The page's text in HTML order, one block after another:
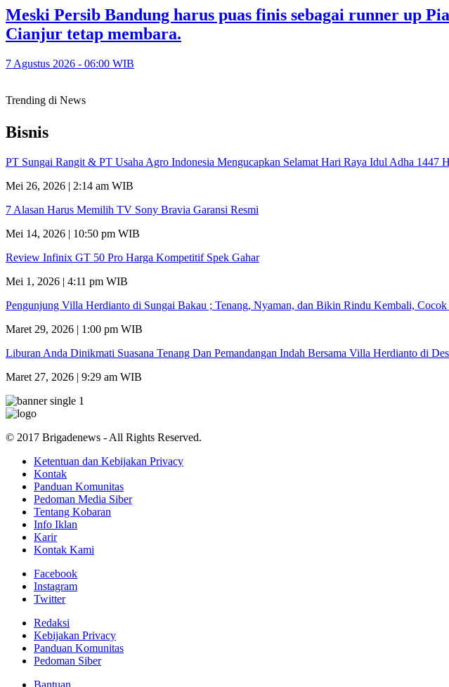
Meski Persib Bandung harus puas finis sebagai runner up
Cianjur tetap membara.
7 Agustus 2026 - 06:00 WIB
Trending di News
Bisnis
PT Sungai Rangit & PT Usaha Agro Indonesia Mengucapkan Selamat Hari Raya Idul Adha 1447
Mei 26, 2026 | 2:14 am WIB
7 Alasan Harus Memilih TV Sony Bravia Garansi Resmi
Mei 14, 2026 | 10:50 pm WIB
Review Infinix GT 50 Pro Harga Kompetitif Spek Gahar
Mei 1, 2026 | 4:11 pm WIB
Pengunjung Villa Herdianto di Sungai Bakau ; Tenang, Nyaman, dan Bikin Rindu Kembali,
Maret 29, 2026 | 1:00 pm WIB
Liburan Anda Dinikmati Suasana Tenang Dan Pemandangan Indah Bersama Villa Herdianto di
Maret 27, 2026 | 9:29 am WIB
© 2017 Brigadenews - All Rights Reserved.
Ketentuan dan Kebijakan Privacy
Kontak
Panduan Komunitas
Pedoman Media Siber
Tentang Kobaran
Info Iklan
Karir
Kontak Kami
Facebook
Instagram
Twitter
Redaksi
Kebijakan Privacy
Panduan Komunitas
Pedoman Siber
Bantuan